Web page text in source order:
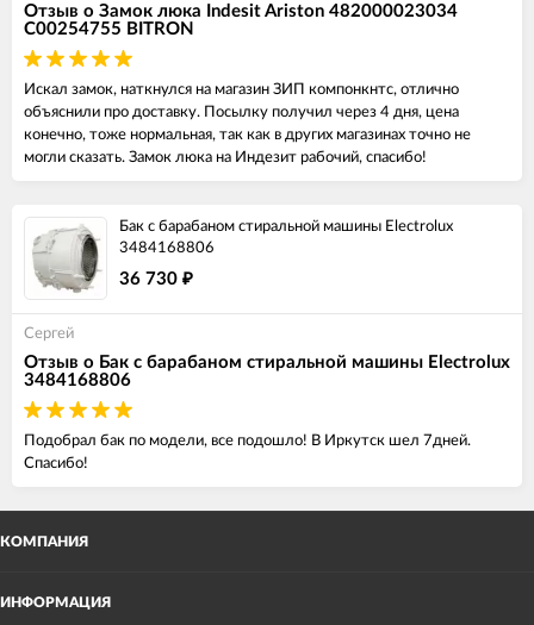
Отзыв о Замок люка Indesit Ariston 482000023034
C00254755 BITRON
Искал замок, наткнулся на магазин ЗИП компонкнтс, отлично
объяснили про доставку. Посылку получил через 4 дня, цена
конечно, тоже нормальная, так как в других магазинах точно не
могли сказать. Замок люка на Индезит рабочий, спасибо!
Бак с барабаном стиральной машины Electrolux
3484168806
36 730 ₽
Сергей
Отзыв о Бак с барабаном стиральной машины Electrolux
3484168806
Подобрал бак по модели, все подошло! В Иркутск шел 7дней.
Спасибо!
КОМПАНИЯ
ИНФОРМАЦИЯ